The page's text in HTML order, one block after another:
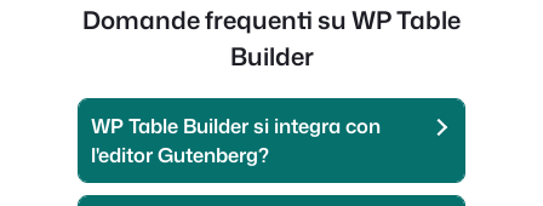
Domande frequenti su WP Table
Builder
WP Table Builder si integra con
l'editor Gutenberg?